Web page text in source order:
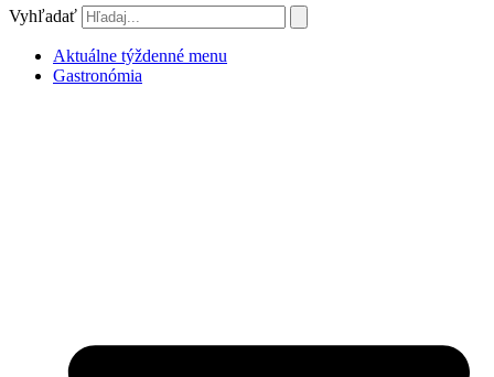
Vyhľadať
Aktuálne týždenné menu
Gastronómia